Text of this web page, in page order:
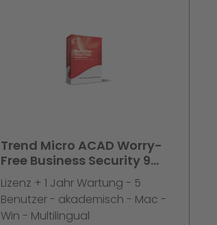
Trend Micro ACAD Worry-
Free Business Security 9
Standard 5-5 Liz. + 1J.
Maint. 5er Schr.
Lizenz + 1 Jahr Wartung - 5
Benutzer - akademisch - Mac -
Win - Multilingual